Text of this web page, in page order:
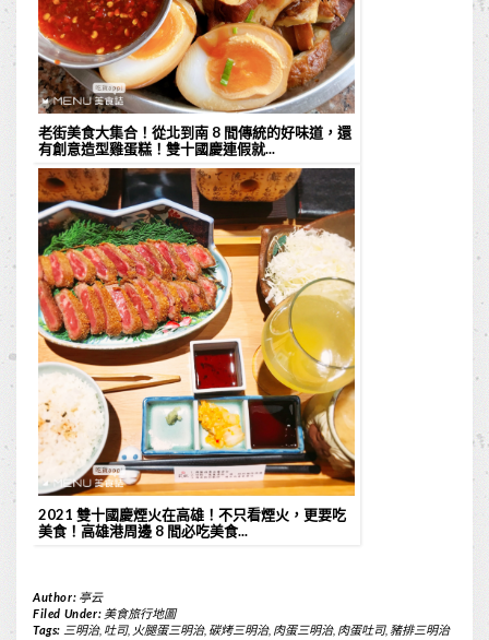
老街美食大集合！從北到南 8 間傳統的好味道，還
有創意造型雞蛋糕！雙十國慶連假就...
2021 雙十國慶煙火在高雄！不只看煙火，更要吃
美食！高雄港周邊 8 間必吃美食...
Author: 亭云
Filed Under: 美食旅行地圖
Tags: 三明治, 吐司, 火腿蛋三明治, 碳烤三明治, 肉蛋三明治, 肉蛋吐司, 豬排三明治